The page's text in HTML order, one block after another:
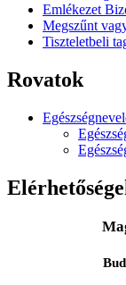
Emlékezet
Megszűnt
Tiszteletbeli
Rovatok